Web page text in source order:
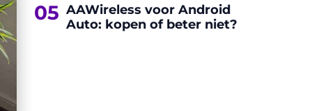
05 AAWireless voor Android
Auto: kopen of beter niet?